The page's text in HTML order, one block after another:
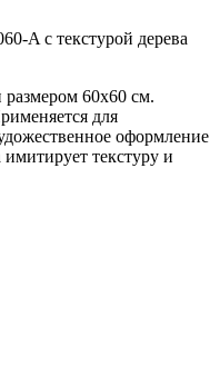
A с текстурой дерева
60х60 см.
для
оформление
текстуру и